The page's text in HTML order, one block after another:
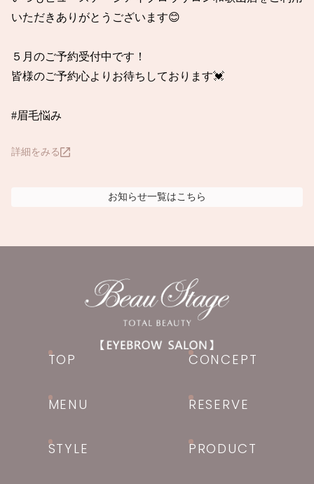
いただきありがとうございます😊
５月のご予約受付中です！
皆様のご予約心よりお待ちしております💓
詳細をみる
お知らせ一覧はこちら
TOP CONCEPT
MENU RESERVE
STYLE PRODUCT